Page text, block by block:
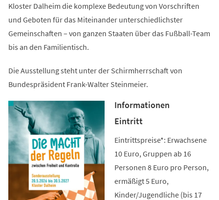
Kloster Dalheim die komplexe Bedeutung von Vorschriften
und Geboten für das Miteinander unterschiedlichster
Gemeinschaften – von ganzen Staaten über das Fußball-Team
bis an den Familientisch.
Die Ausstellung steht unter der Schirmherrschaft von
Bundespräsident Frank-Walter Steinmeier.
Informationen
Eintritt
Eintrittspreise*: Erwachsene
10 Euro, Gruppen ab 16
Personen 8 Euro pro Person,
ermäßigt 5 Euro,
Kinder/Jugendliche (bis 17